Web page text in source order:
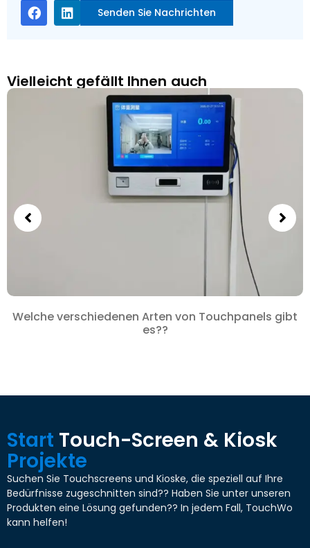
Senden Sie Nachrichten
Vielleicht gefällt Ihnen auch
Welche verschiedenen Arten von Touchpanels gibt
es??
Start Touch-Screen & Kiosk
Projekte
Suchen Sie Touchscreens und Kioske, die speziell auf Ihre
Bedürfnisse zugeschnitten sind?? Haben Sie unter unseren
Produkten eine Lösung gefunden?? In jedem Fall, TouchWo
kann helfen!